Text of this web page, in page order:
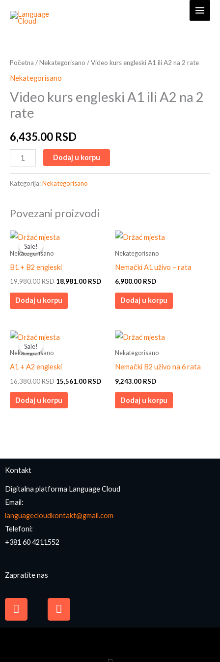
Početna /Nekategorisano / Video kurs engleski A1 ili A2 na 2 rate
Nekategorisano
Video kurs engleski A1 ili A2 na 2
rate
6,435.00 RSD
engleski
A1
A2
na
rate
količina
Dodaj u korpu
Kategorija:Nekategorisano
Povezani proizvodi
Sale!
Sale!
Nekategorisano
B1 + B2 engleski
19,980.00RSD
Original
price
18,981.00 RSD
Current
18,981.00 RSD.
Dodaj u korpu
Nekategorisano
Nemački A1 uživo – rata
6,900.00 RSD
Dodaj u korpu
Sale!
Sale!
Nekategorisano
A1 + A2 engleski
16,380.00RSD
price
15,561.00 RSD
Current
15,561.00 RSD.
Dodaj u korpu
Nekategorisano
Nemački B2 uživo na 6 rata
9,243.00 RSD
Dodaj u korpu
Kontakt
Digitalna platforma Language Cloud
Email:
languagecloudkontakt@gmail.com
Telefoni:
+381 60 4211552
Zapratite nas
a
c
n
s